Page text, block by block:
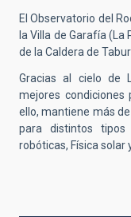
El Observatorio del
la Villa de Garafía (La
de la Caldera de
Gracias al cielo de
mejores condiciones
ello, mantiene más
para distintos tipos
robóticas, Física solar